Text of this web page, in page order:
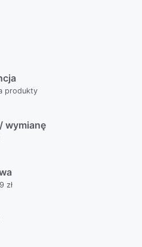
produkty
wymianę
zł